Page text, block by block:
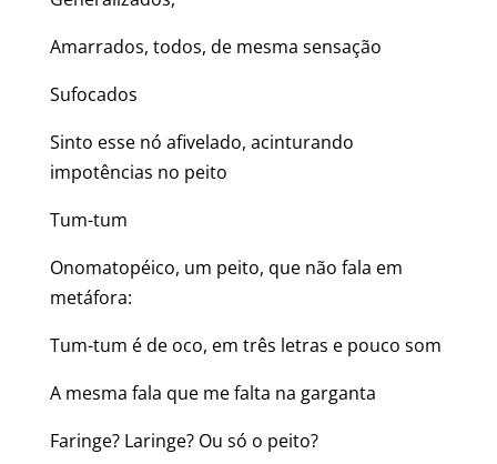
Amarrados, todos, de mesma sensação
Sufocados
Sinto esse nó afivelado, acinturando
impotências no peito
Tum-tum
Onomatopéico, um peito, que não fala em
metáfora:
Tum-tum é de oco, em três letras e pouco som
A mesma fala que me falta na garganta
Faringe? Laringe? Ou só o peito?